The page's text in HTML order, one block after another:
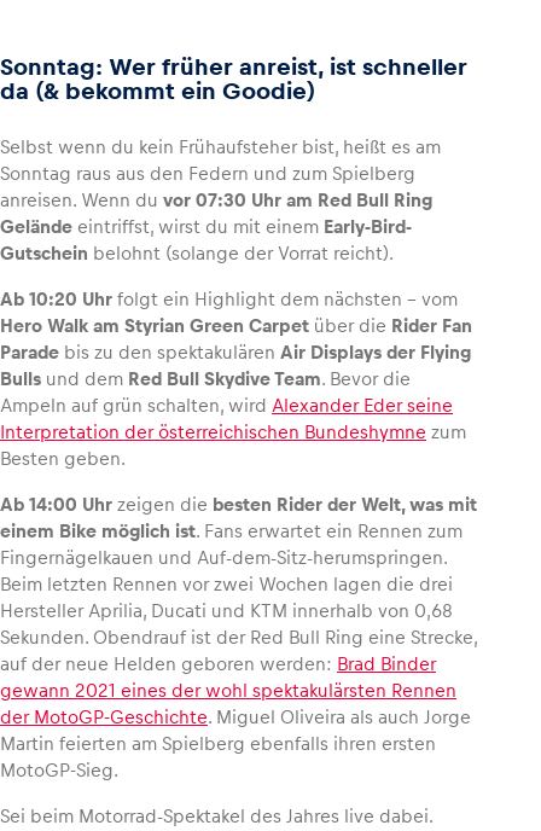
Sonntag: Wer früher anreist, ist schneller
da (& bekommt ein Goodie)
Selbst wenn du kein Frühaufsteher bist, heißt es am
Sonntag raus aus den Federn und zum Spielberg
anreisen. Wenn du vor 07:30 Uhr am Red Bull Ring
Gelände eintriffst, wirst du mit einem Early-Bird-
Gutschein belohnt (solange der Vorrat reicht).
Ab 10:20 Uhr folgt ein Highlight dem nächsten – vom
Hero Walk am Styrian Green Carpet über die Rider Fan
Parade bis zu den spektakulären Air Displays der Flying
Bulls und dem Red Bull Skydive Team. Bevor die
Ampeln auf grün schalten, wird Alexander Eder seine
Interpretation der österreichischen Bundeshymne zum
Besten geben.
Ab 14:00 Uhr zeigen die besten Rider der Welt, was mit
einem Bike möglich ist. Fans erwartet ein Rennen zum
Fingernägelkauen und Auf-dem-Sitz-herumspringen.
Beim letzten Rennen vor zwei Wochen lagen die drei
Hersteller Aprilia, Ducati und KTM innerhalb von 0,68
Sekunden. Obendrauf ist der Red Bull Ring eine Strecke,
auf der neue Helden geboren werden: Brad Binder
gewann 2021 eines der wohl spektakulärsten Rennen
der MotoGP-Geschichte. Miguel Oliveira als auch Jorge
Martin feierten am Spielberg ebenfalls ihren ersten
MotoGP-Sieg.
Sei beim Motorrad-Spektakel des Jahres live dabei.